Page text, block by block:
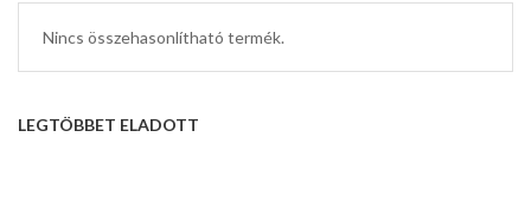
Nincs összehasonlítható termék.
LEGTÖBBET ELADOTT